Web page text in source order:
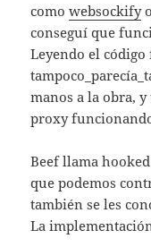
comowebsockify
conseguí que
Leyendo el
manos a la obra,
proxy
Beef llama
que podemos
también se les
La